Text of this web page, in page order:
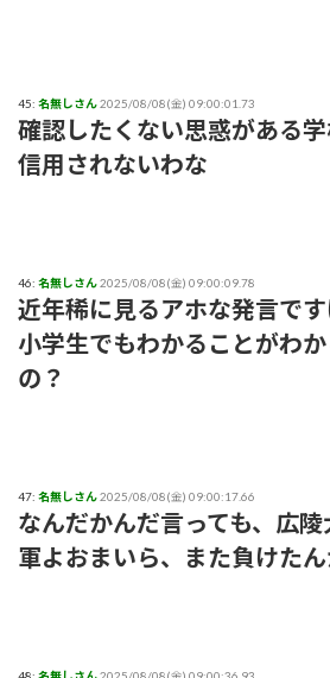
45: 名無しさん2025/08/08(金) 09:00:01.73
確認したくない思惑がある
信用されないわな
46: 名無しさん2025/08/08(金) 09:00:09.78
近年稀に見るアホな発言で
小学生でもわかることがわ
の？
47: 名無しさん2025/08/08(金) 09:00:17.66
なんだかんだ言っても、広
軍よおまいら、また負けた